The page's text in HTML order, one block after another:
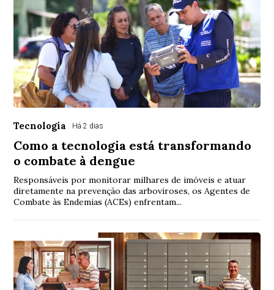
Tecnologia Há 2 dias
Como a tecnologia está transformando
o combate à dengue
Responsáveis por monitorar milhares de imóveis e atuar
diretamente na prevenção das arboviroses, os Agentes de
Combate às Endemias (ACEs) enfrentam...